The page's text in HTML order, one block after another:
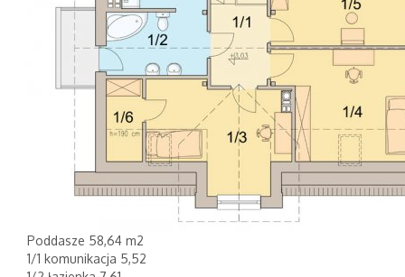
Poddasze 58,64 m2
1/1 komunikacja 5,52